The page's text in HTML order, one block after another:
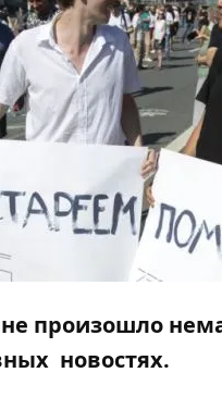
произошло
новостях.